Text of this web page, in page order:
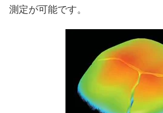
測定が可能です。